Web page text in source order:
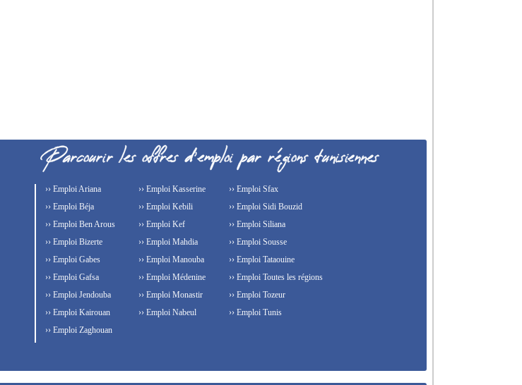
›› Emploi Ariana
›› Emploi Béja
›› Emploi Ben Arous
›› Emploi Bizerte
›› Emploi Gabes
›› Emploi Gafsa
›› Emploi Jendouba
›› Emploi Kairouan
›› Emploi Kasserine
›› Emploi Kebili
›› Emploi Kef
›› Emploi Mahdia
›› Emploi Manouba
›› Emploi Médenine
›› Emploi Monastir
›› Emploi Nabeul
›› Emploi Sfax
›› Emploi Sidi Bouzid
›› Emploi Siliana
›› Emploi Sousse
›› Emploi Tataouine
›› Emploi Toutes les régions
›› Emploi Tozeur
›› Emploi Tunis
›› Emploi Zaghouan